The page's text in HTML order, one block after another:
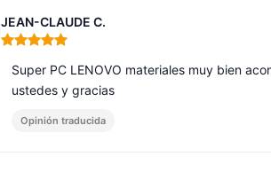
JEAN-CLAUDE C.
Nota: 5 de 5
Super PC LENOVO materiales muy bien
ustedes y gracias
Opinión traducida